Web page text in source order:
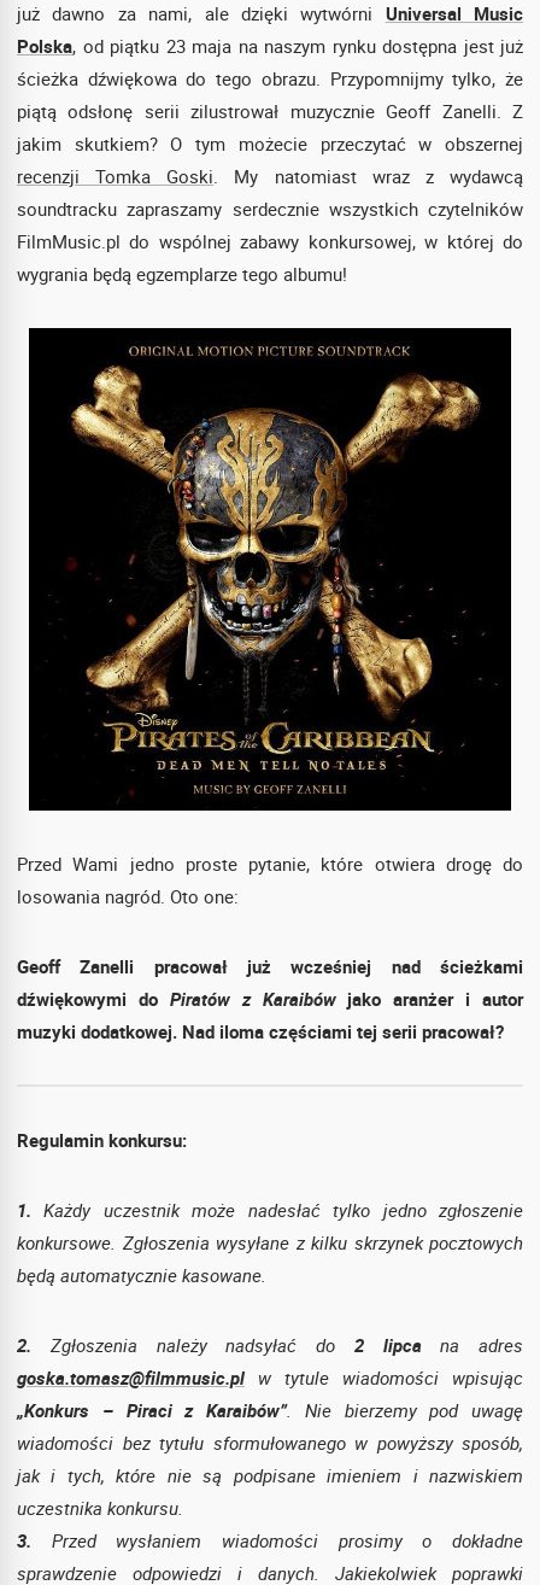
już dawno za nami, ale dzięki wytwórni Universal Music
Polska, od piątku 23 maja na naszym rynku dostępna jest już
ścieżka dźwiękowa do tego obrazu. Przypomnijmy tylko, że
piątą odsłonę serii zilustrował muzycznie Geoff Zanelli. Z
jakim skutkiem? O tym możecie przeczytać w obszernej
recenzji Tomka Goski. My natomiast wraz z wydawcą
soundtracku zapraszamy serdecznie wszystkich czytelników
FilmMusic.pl do wspólnej zabawy konkursowej, w której do
wygrania będą egzemplarze tego albumu!
Przed Wami jedno proste pytanie, które otwiera drogę do
losowania nagród. Oto one:
Geoff Zanelli pracował już wcześniej nad ścieżkami
dźwiękowymi do Piratów z Karaibówjako aranżer i autor
muzyki dodatkowej. Nad iloma częściami tej serii pracował?
Regulamin konkursu:
1. Każdy uczestnik może nadesłać tylko jedno zgłoszenie
konkursowe. Zgłoszenia wysyłane z kilku skrzynek pocztowych
będą automatycznie kasowane.
2. Zgłoszenia należy nadsyłać do 2 lipca na adres
goska.tomasz@filmmusic.pl w tytule wiadomości wpisując
„Konkurs – Piraci z Karaibów”. Nie bierzemy pod uwagę
wiadomości bez tytułu sformułowanego w powyższy sposób,
jak i tych, które nie są podpisane imieniem i nazwiskiem
uczestnika konkursu.
3. Przed wysłaniem wiadomości prosimy o dokładne
sprawdzenie odpowiedzi i danych. Jakiekolwiek poprawki